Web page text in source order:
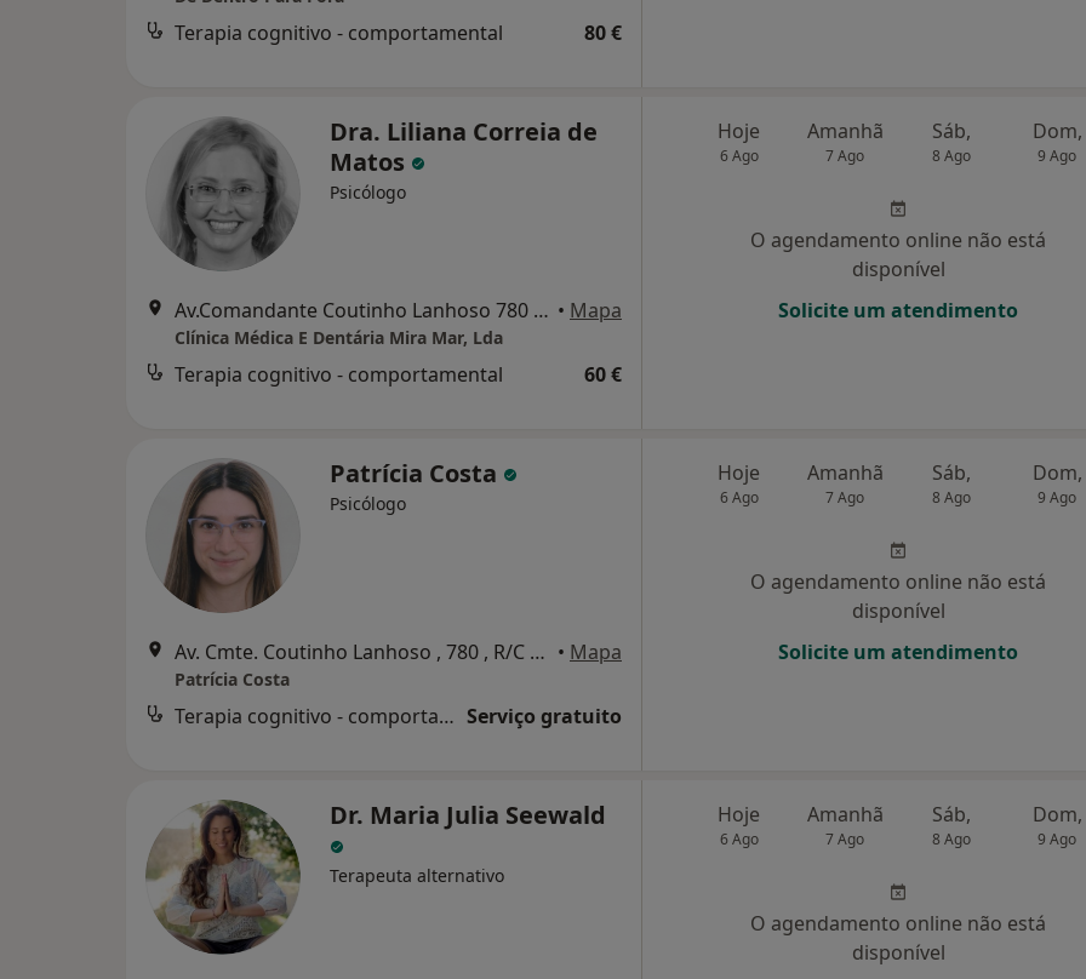
Terapia cognitivo - comportamental 80 €
Dra. Liliana Correia de
Matos
Psicólogo
Av.Comandante Coutinho Lanhoso 780 r/chão Vila do Conde, Vila Do Conde • Mapa
Clínica Médica E Dentária Mira Mar, Lda
Terapia cognitivo - comportamental 60 €
Hoje
6 Ago
Amanhã
7 Ago
Sáb,
8 Ago
Dom,
9 Ago
O agendamento online não está
disponível
Solicite um atendimento
Patrícia Costa
Psicólogo
Av. Cmte. Coutinho Lanhoso , 780 , R/C 4480-754 Vila do Conde, Porto • Mapa
Patrícia Costa
Terapia cognitivo - comportamental Serviço gratuito
Hoje
6 Ago
Amanhã
7 Ago
Sáb,
8 Ago
Dom,
9 Ago
O agendamento online não está
disponível
Solicite um atendimento
Dr. Maria Julia Seewald
Terapeuta alternativo
Hoje
6 Ago
Amanhã
7 Ago
Sáb,
8 Ago
Dom,
9 Ago
O agendamento online não está
disponível